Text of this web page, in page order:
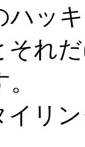
ハッ
それ
イリ